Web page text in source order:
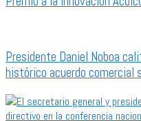
Presidente Daniel Noboa
histórico acuerdo comercial